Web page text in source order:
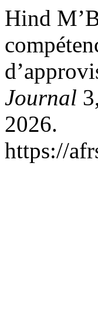
Hind
Journal
2026.
https://